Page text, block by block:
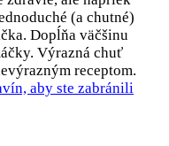
(a chutné)
Dopĺňa väčšinu
Výrazná chuť
receptom.
aby ste zabránili